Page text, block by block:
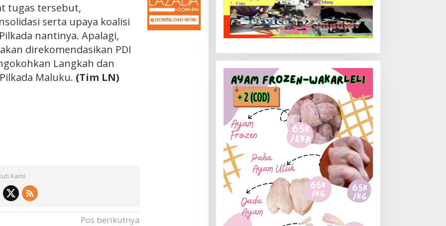
tugas tersebut,
serta upaya koalisi
nantinya. Apalagi,
direkomendasikan PDI
Langkah dan
Maluku. (Tim LN)
Kami
Pos berikutnya